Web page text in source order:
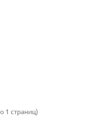
1 страниц)